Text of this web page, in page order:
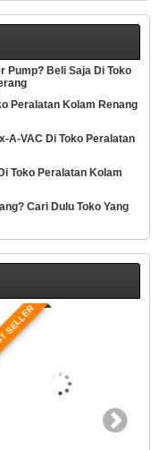
Pump? Beli Saja Di Toko
Peralatan Kolam Renang
A-VAC Di Toko Peralatan
Toko Peralatan Kolam
Cari Dulu Toko Yang